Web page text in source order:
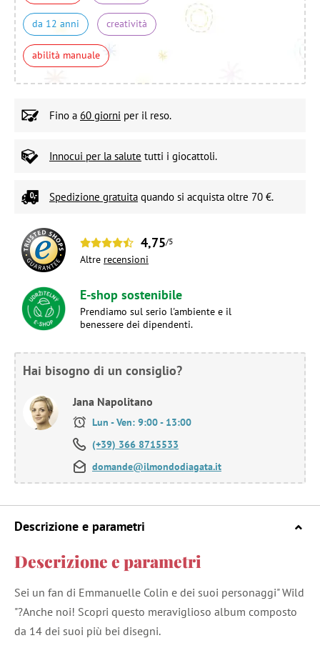
da 12 anni creatività
abilità manuale
Fino a 60 giorni per il reso.
Innocui per la salute tutti i giocattoli.
Spedizione gratuita quando si acquista oltre 70 €.
4,75/5
Altre recensioni
E-shop sostenibile
Prendiamo sul serio l'ambiente e il
benessere dei dipendenti.
Hai bisogno di un consiglio?
Jana Napolitano
Lun - Ven: 9:00 - 13:00
(+39) 366 8715533
domande@ilmondodiagata.it
Descrizione e parametri
Descrizione e parametri
Sei un fan di Emmanuelle Colin e dei suoi personaggi" Wild
"?Anche noi! Scopri questo meraviglioso album composto
da 14 dei suoi più bei disegni.